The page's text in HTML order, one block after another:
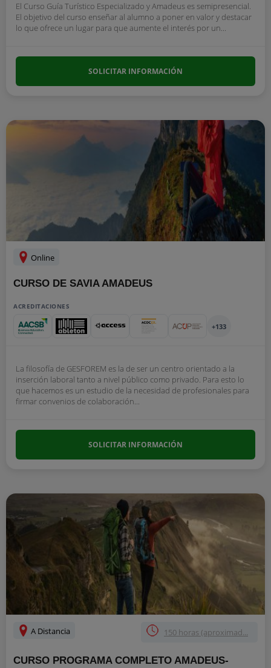
El Curso Guía Turístico Especializado y Amadeus es semipresencial.
El objetivo del curso enseñar al alumno a poner en valor y destacar
lo que ofrece un lugar para que aumente el interés por un...
SOLICITAR INFORMACIÓN
Online
CURSO DE SAVIA AMADEUS
ACREDITACIONES
+133
La filosofía de GESFOREM es la de ser un centro orientado a la
inserción laboral tanto a nivel público como privado. Para esto lo
que hacemos es un estudio de la necesidad de profesionales para
firmar convenios de colaboración...
SOLICITAR INFORMACIÓN
A Distancia 150 horas (aproximad...
CURSO PROGRAMA COMPLETO AMADEUS-